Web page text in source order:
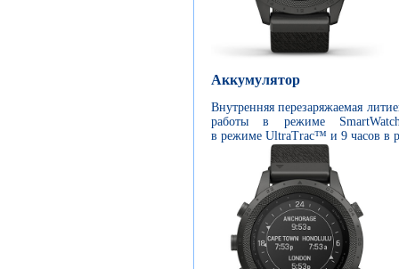
Аккумулятор
Внутренняя перезаряжаемая
работы в режиме
в режиме UltraTrac™ и 9 часов в